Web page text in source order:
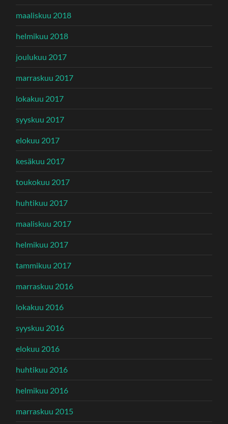
maaliskuu 2018
helmikuu 2018
joulukuu 2017
marraskuu 2017
lokakuu 2017
syyskuu 2017
elokuu 2017
kesäkuu 2017
toukokuu 2017
huhtikuu 2017
maaliskuu 2017
helmikuu 2017
tammikuu 2017
marraskuu 2016
lokakuu 2016
syyskuu 2016
elokuu 2016
huhtikuu 2016
helmikuu 2016
marraskuu 2015